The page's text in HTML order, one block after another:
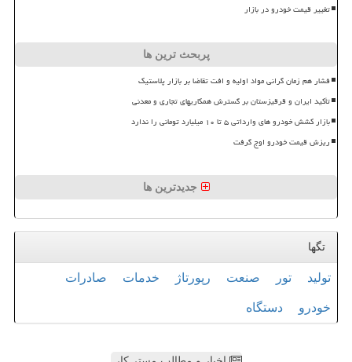
تغییر قیمت خودرو در بازار
پربحث ترین ها
فشار هم زمان گرانی مواد اولیه و افت تقاضا بر بازار پلاستیک
تأکید ایران و قرقیزستان بر گسترش همکاریهای تجاری و معدنی
بازار کشش خودرو های وارداتی ۵ تا ۱۰ میلیارد تومانی را ندارد
ریزش قیمت خودرو اوج گرفت
جدیدترین ها
تگها
تولید تور صنعت رپورتاژ خدمات صادرات
خودرو دستگاه